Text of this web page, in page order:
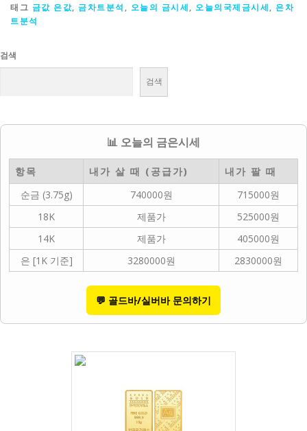
태그 금값 은값, 금차트분석 , 오늘의 금시세, 오늘의국제금시세, 은차
트분석
검색
검색
📊 오늘의 금은시세
항목 내가 살 때 (공급가)
내가 팔 때
순금 (3.75g)
740000원
715000원
18K
제품가
525000원
14K
제품가
405000원
은 [1K 기준]
3280000원 2830000원
💬 골드바/실버바 문의하기